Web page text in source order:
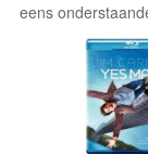
eens